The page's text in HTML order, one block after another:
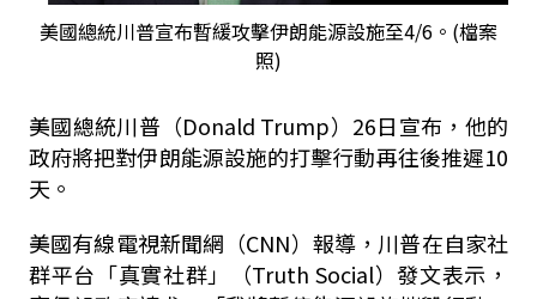
美國總統川普宣布暫緩攻擊伊朗能源設施至4/6。(檔案
照)
美國總統川普（Donald Trump）26日宣布，他的
政府將把對伊朗能源設施的打擊行動再往後推遲10
天。
美國有線電視新聞網（CNN）報導，川普在自家社
群平台「真實社群」（Truth Social）發文表示，